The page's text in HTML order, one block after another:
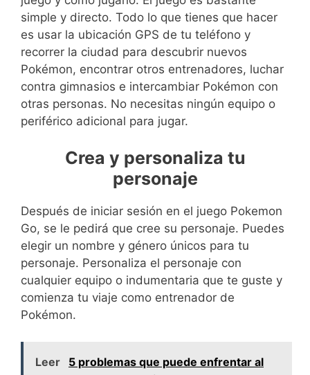
simple y directo. Todo lo que tienes que hacer
es usar la ubicación GPS de tu teléfono y
recorrer la ciudad para descubrir nuevos
Pokémon, encontrar otros entrenadores, luchar
contra gimnasios e intercambiar Pokémon con
otras personas. No necesitas ningún equipo o
periférico adicional para jugar.
Crea y personaliza tu
personaje
Después de iniciar sesión en el juego Pokemon
Go, se le pedirá que cree su personaje. Puedes
elegir un nombre y género únicos para tu
personaje. Personaliza el personaje con
cualquier equipo o indumentaria que te guste y
comienza tu viaje como entrenador de
Pokémon.
Leer
5 problemas que puede enfrentar al